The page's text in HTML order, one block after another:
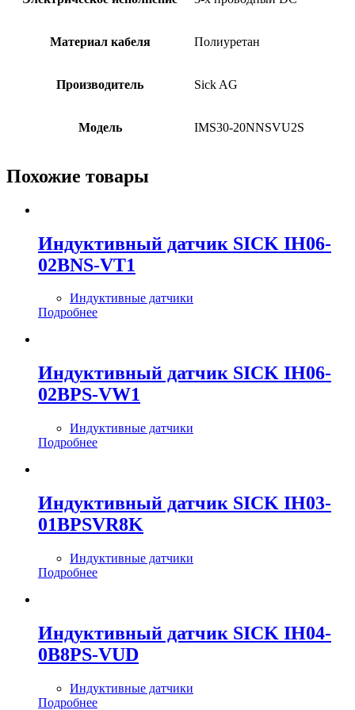
Материал кабеля Полиуретан
Производитель Sick AG
Модель IMS30-20NNSVU2S
Похожие товары
Индуктивный датчик SICK IH06-
02BNS-VT1
Индуктивные датчики
Подробнее
Индуктивный датчик SICK IH06-
02BPS-VW1
Индуктивные датчики
Подробнее
Индуктивный датчик SICK IH03-
01BPSVR8K
Индуктивные датчики
Подробнее
Индуктивный датчик SICK IH04-
0B8PS-VUD
Индуктивные датчики
Подробнее